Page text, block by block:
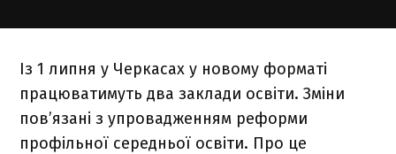
Із 1 липня у Черкасах у новому форматі
працюватимуть два заклади освіти. Зміни
пов’язані з упровадженням реформи
профільної середньої освіти. Про це